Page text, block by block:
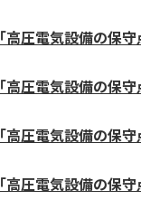
「高圧電気設備の保
「高圧電気設備の保
「高圧電気設備の保
「高圧電気設備の保